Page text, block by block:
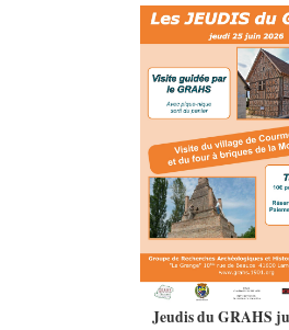
Jeudis du GRAHS